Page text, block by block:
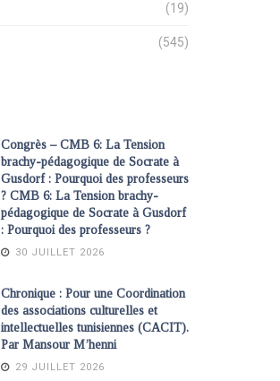
(19)
(545)
Congrès – CMB 6: La Tension
brachy-pédagogique de Socrate à
Gusdorf : Pourquoi des professeurs
? CMB 6: La Tension brachy-
pédagogique de Socrate à Gusdorf
: Pourquoi des professeurs ?
30 JUILLET 2026
Chronique : Pour une Coordination
des associations culturelles et
intellectuelles tunisiennes (CACIT).
Par Mansour M’henni
29 JUILLET 2026